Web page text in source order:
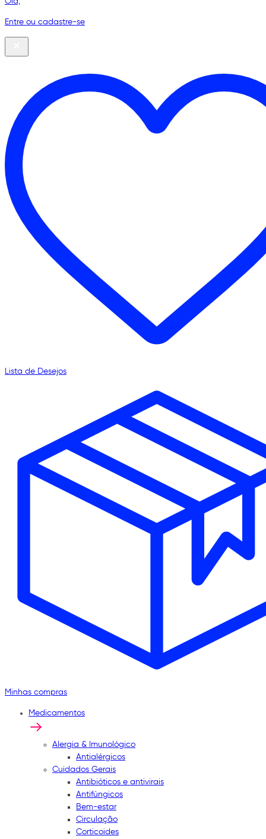
Entre ou cadastre-se
Lista de Desejos
Minhas compras
Medicamentos
Alergia & Imunológico
Antialérgicos
Cuidados Gerais
Antibióticos e antivirais
Antifúngicos
Bem-estar
Circulação
Corticoides